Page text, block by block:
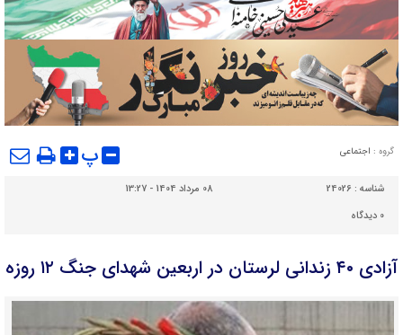
گروه : اجتماعی پ
شناسه : 24026
08 مرداد 1404 - 13:27
0 دیدگاه
آزادی ۴۰ زندانی لرستان در اربعین شهدای جنگ ۱۲ روزه